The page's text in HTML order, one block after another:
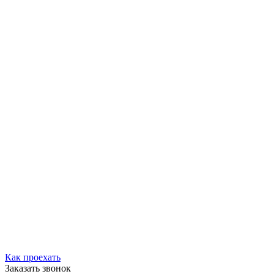
Как проехать
Заказать звонок